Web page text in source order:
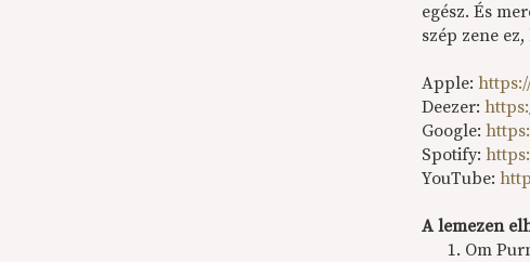
egész. És
szép zene
Apple:
Deezer:
Google:
Spotify:
YouTube:
A lemezen
Om